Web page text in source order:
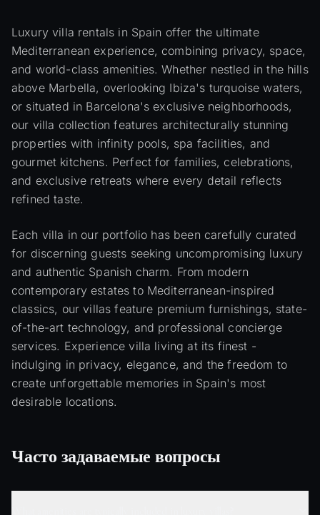
Luxury villa rentals in Spain offer the ultimate
Mediterranean experience, combining privacy, space,
and world-class amenities. Whether nestled in the hills
above Marbella, overlooking Ibiza's turquoise waters,
or situated in Barcelona's exclusive neighborhoods,
our villa collection features architecturally stunning
properties with infinity pools, spa facilities, and
gourmet kitchens. Perfect for families, celebrations,
and exclusive retreats where every detail reflects
refined taste.
Each villa in our portfolio has been carefully curated
for discerning guests seeking uncompromising luxury
and authentic Spanish charm. From modern
contemporary estates to Mediterranean-inspired
classics, our villas feature premium furnishings, state-
of-the-art technology, and professional concierge
services. Experience villa living at its finest -
indulging in privacy, elegance, and the freedom to
create unforgettable memories in Spain's most
desirable locations.
Часто задаваемые вопросы